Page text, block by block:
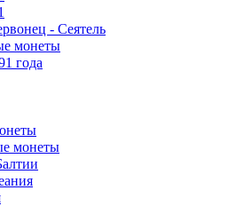
- Сеятель
монеты
года
монеты